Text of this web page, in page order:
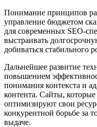
Понимание принципов
управление бюджетом
для современных SEO-
выстраивать
добиваться стабильного
Дальнейшее развитие
повышением
понимания контекста и
контента. Сайты,
оптимизируют свои
конкурентной борьбе за
выдаче.